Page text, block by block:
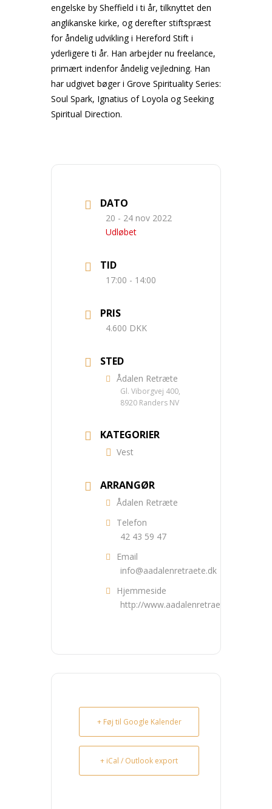
engelske by Sheffield i ti år, tilknyttet den
anglikanske kirke, og derefter stiftspræst
for åndelig udvikling i Hereford Stift i
yderligere ti år. Han arbejder nu freelance,
primært indenfor åndelig vejledning. Han
har udgivet bøger i Grove Spirituality Series:
Soul Spark, Ignatius of Loyola og Seeking
Spiritual Direction.
DATO
20 - 24 nov 2022
Udløbet
TID
17:00 - 14:00
PRIS
4.600 DKK
STED
Ådalen Retræte
Gl. Viborgvej 400,
8920 Randers NV
KATEGORIER
Vest
ARRANGØR
Ådalen Retræte
Telefon
42 43 59 47
Email
info@aadalenretraete.dk
Hjemmeside
http://www.aadalenretraete.dk
+ Føj til Google Kalender
+ iCal / Outlook export